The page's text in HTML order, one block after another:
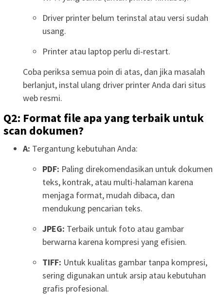
Driver printer belum terinstal atau versi sudah
usang.
Printer atau laptop perlu di-restart.
Coba periksa semua poin di atas, dan jika masalah
berlanjut, instal ulang driver printer Anda dari situs
web resmi.
Q2: Format file apa yang terbaik untuk
scan dokumen?
A: Tergantung kebutuhan Anda:
PDF: Paling direkomendasikan untuk dokumen
teks, kontrak, atau multi-halaman karena
menjaga format, mudah dibaca, dan
mendukung pencarian teks.
JPEG: Terbaik untuk foto atau gambar
berwarna karena kompresi yang efisien.
TIFF: Untuk kualitas gambar tanpa kompresi,
sering digunakan untuk arsip atau kebutuhan
grafis profesional.